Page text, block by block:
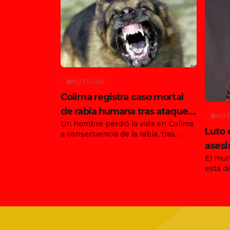
NOTICIAS
Colima registra caso mortal
de rabia humana tras ataque
de animal en Tonila
Un hombre perdió la vida en Colima
a consecuencia de la rabia, tras
informara la muerte de una joven en
Luto
El
está